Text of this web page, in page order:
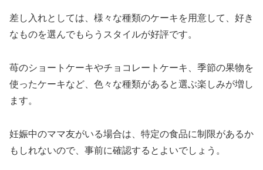
差し入れとしては、様々な種類のケーキを用意して、好き
なものを選んでもらうスタイルが好評です。
苺のショートケーキやチョコレートケーキ、季節の果物を
使ったケーキなど、色々な種類があると選ぶ楽しみが増し
ます。
妊娠中のママ友がいる場合は、特定の食品に制限があるか
もしれないので、事前に確認するとよいでしょう。